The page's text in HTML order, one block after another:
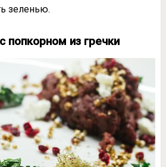
зеленью.
попкорном из гречки